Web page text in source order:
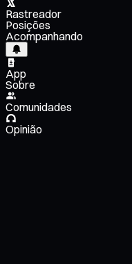
Rastreador
Posições
Acompanhando
App
Sobre
Comunidades
Opinião